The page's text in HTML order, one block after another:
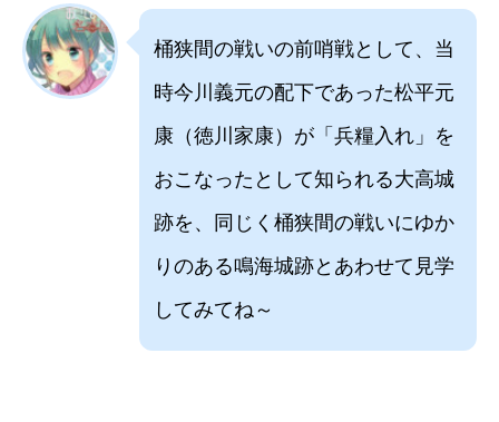
桶狭間の戦いの前哨戦として、当
時今川義元の配下であった松平元
康（徳川家康）が「兵糧入れ」を
おこなったとして知られる大高城
跡を、同じく桶狭間の戦いにゆか
りのある鳴海城跡とあわせて見学
してみてね～